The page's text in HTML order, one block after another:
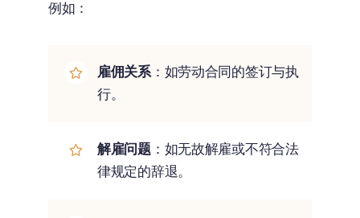
例如：
雇佣关系：如劳动合同的签订与执
行。
解雇问题：如无故解雇或不符合法
律规定的辞退。